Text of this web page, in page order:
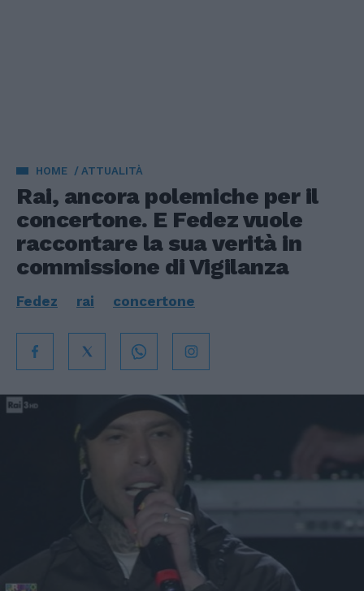
HOME ATTUALITÀ
Rai, ancora polemiche per il
concertone. E Fedez vuole
raccontare la sua verità in
commissione di Vigilanza
Fedez rai concertone